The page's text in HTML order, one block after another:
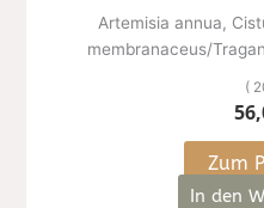
Artemisia annua,
membranaceus/
(
Zum
In den